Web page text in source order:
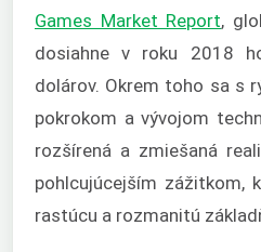
Games Market Report,
dosiahne v roku 2018
dolárov. Okrem toho sa s
pokrokom a vývojom
rozšírená a zmiešaná
pohlcujúcejším zážitkom,
rastúcu a rozmanitú